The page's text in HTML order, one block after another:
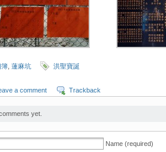
簿 蓮麻坑 洪聖寶誕
a comment Trackback
yet.
Name (required)